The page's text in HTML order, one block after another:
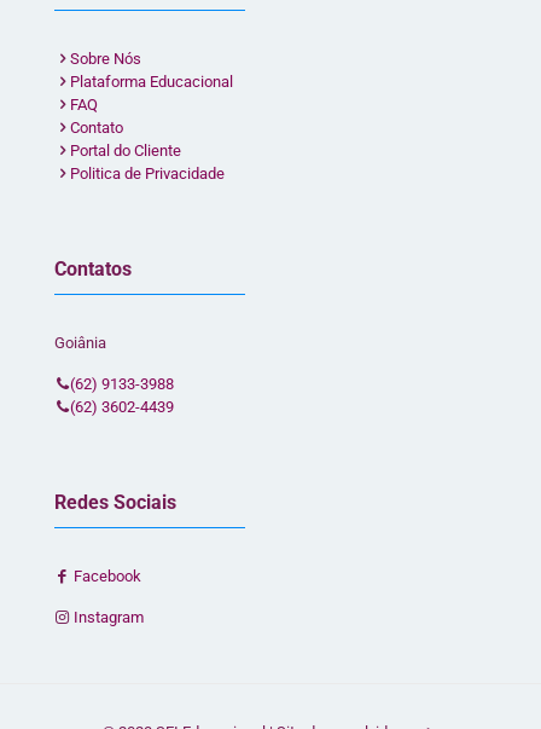
Sobre Nós
Plataforma Educacional
FAQ
Contato
Portal do Cliente
Politica de Privacidade
Contatos
Goiânia
(62) 9133-3988
(62) 3602-4439
Redes Sociais
Facebook
Instagram